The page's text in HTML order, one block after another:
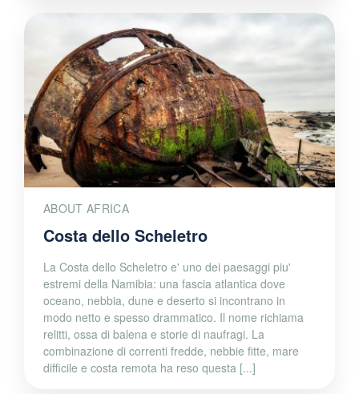
ABOUT AFRICA
Costa dello Scheletro
La Costa dello Scheletro e' uno dei paesaggi piu'
estremi della Namibia: una fascia atlantica dove
oceano, nebbia, dune e deserto si incontrano in
modo netto e spesso drammatico. Il nome richiama
relitti, ossa di balena e storie di naufragi. La
combinazione di correnti fredde, nebbie fitte, mare
difficile e costa remota ha reso questa [...]